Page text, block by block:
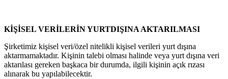
KİŞİSEL VERİLERİN YURTDIŞINA AKTARILMASI
Şirketimiz kişisel veri/özel nitelikli kişisel verileri yurt dışına
aktarmamaktadır. Kişinin talebi olması halinde veya yurt dışına veri
aktarılası gereken başkaca bir durumda, ilgili kişinin açık rızası
alınarak bu yapılabilecektir.